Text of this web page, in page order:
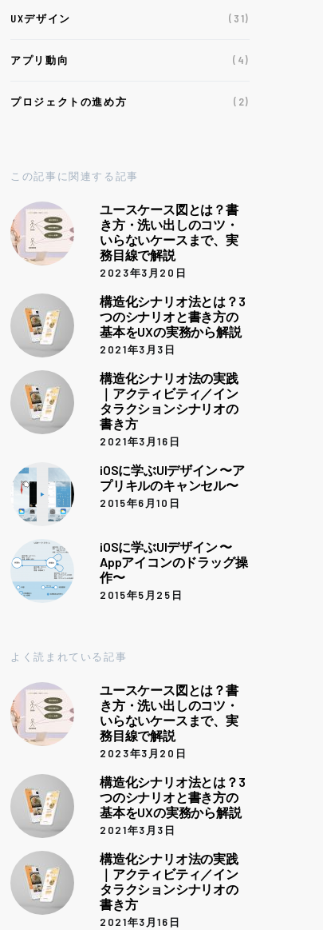
UXデザイン (31)
アプリ動向 (4)
プロジェクトの進め方 (2)
この記事に関連する記事
ユースケース図とは？書
き方・洗い出しのコツ・
いらないケースまで、実
務目線で解説
2023年3月20日
構造化シナリオ法とは？3
つのシナリオと書き方の
基本をUXの実務から解説
2021年3月3日
構造化シナリオ法の実践
｜アクティビティ／イン
タラクションシナリオの
書き方
2021年3月16日
iOSに学ぶUIデザイン 〜ア
プリキルのキャンセル〜
2015年6月10日
iOSに学ぶUIデザイン 〜
Appアイコンのドラッグ操
作〜
2015年5月25日
よく読まれている記事
ユースケース図とは？書
き方・洗い出しのコツ・
いらないケースまで、実
務目線で解説
2023年3月20日
構造化シナリオ法とは？3
つのシナリオと書き方の
基本をUXの実務から解説
2021年3月3日
構造化シナリオ法の実践
｜アクティビティ／イン
タラクションシナリオの
書き方
2021年3月16日